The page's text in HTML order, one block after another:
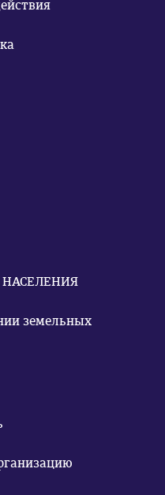
НАСЕЛЕНИЯ
земельных